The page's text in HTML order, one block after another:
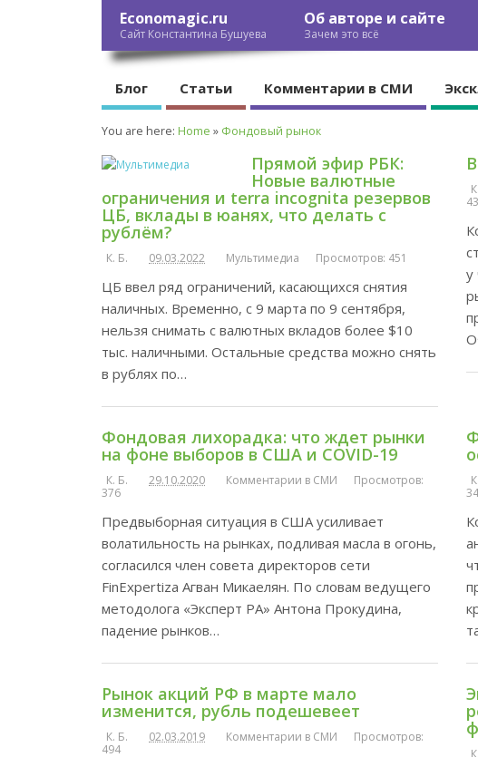
Economagic.ru
Сайт Константина Бушуева
Об авторе и сайте
Зачем это всё
Блог Статьи Комментарии в СМИ
You are here: Home » Фондовый рынок
Прямой эфир РБК:
Новые валютные
ограничения и terra incognita резервов
ЦБ, вклады в юанях, что делать с
рублём?
К. Б. 09.03.2022 Мультимедиа Просмотров: 451
ЦБ ввел ряд ограничений, касающихся снятия
наличных. Временно, с 9 марта по 9 сентября,
нельзя снимать с валютных вкладов более $10
тыс. наличными. Остальные средства можно снять
в рублях по…
у
Фондовая лихорадка: что ждет рынки
на фоне выборов в США и COVID-19
К. Б. 29.10.2020 Комментарии в СМИ
Просмотров:
376
Предвыборная ситуация в США усиливает
волатильность на рынках, подливая масла в огонь,
согласился член совета директоров сети
FinExpertiza Агван Микаелян. По словам ведущего
методолога «Эксперт РА» Антона Прокудина,
падение рынков…
Рынок акций РФ в марте мало
изменится, рубль подешевеет
К. Б. 02.03.2019 Комментарии в СМИ
Просмотров:
494